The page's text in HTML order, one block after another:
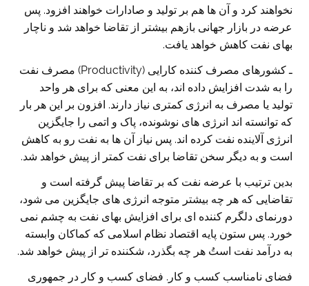
نخواهند کرد و آن ها هم بر تولید و صادارات خواهند افزود. پس
عرضه در بازار جهانی بازهم بیشتر از تقاضا خواهد شد و ناچار
بهای نفت کاهش خواهد یافت.
ـ کشورهای مصرف کننده کارایی (Productivity) مصرف نفت
را به شدت افزایش داده اند،‌ به این معنی که برای هر واحد
تولید یا مصرف به انرژی کمتری نیاز دارند. افزون بر این هر بار
که توانسته اند انرژی های نوشونده، پاک و اتمی را جایگزین
انرژی آلاینده نفت کرده اند. پس نیاز آن ها به نفت رو به کاهش
است و به دیگر سخن تقاضا برای نفت کمتر از پیش خواهد شد.
بدین ترتیب با عرضه نفت که بر تقاضا پیش گرفته است و
تقاضایی که هر چه بیشتر متوجه انرژی های جایگزین می شود،
دورنمای دلگرم کننده ای برای افزایش بهای نفت به چشم نمی
خورد. پس ستون پایه اقتصاد نظام اسلامی که کماکان وابسته
به درآمد نفت استُ هر چه بگذرد، شکننده تر از پیش خواهد شد.
فضای نامناسب کسب و کار. فضای کسب و کار در جمهوری